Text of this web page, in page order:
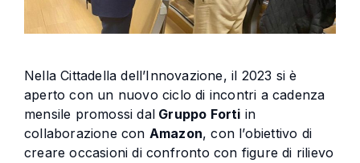
Nella Cittadella dell’Innovazione, il 2023 si è
aperto con un nuovo ciclo di incontri a cadenza
mensile promossi dal Gruppo Forti in
collaborazione con Amazon, con l’obiettivo di
creare occasioni di confronto con figure di rilievo